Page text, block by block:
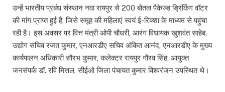
उन्हें भारतीय प्रबंध संस्थान नवा रायपुर से 200 बोतल पैकेज्ड ड्रिंकिंग वॉटर
की मांग प्राप्त हुई है, जिसे समूह की महिलाएं स्वयं ई-रिक्शा के माध्यम से पहुंचा
रही है। इस अवसर पर वित्त मंत्री ओपी चौधरी, आरंग विधायक खुशवंत साहेब,
उद्योग सचिव रजत कुमार, एनआरडीए सचिव अंकित आनंद, एनआरडीए के मुख्य
कार्यपालन अधिकारी सौरभ कुमार, कलेक्टर रायपुर गौरव सिंह, आयुक्त
जनसंपर्क डॉ. रवि मित्तल, सीईओ जिला पंचायत कुमार विश्वरंजन उपस्थित थे।